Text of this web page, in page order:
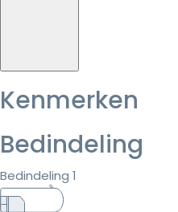
Kenmerken
Bedindeling
Bedindeling 1